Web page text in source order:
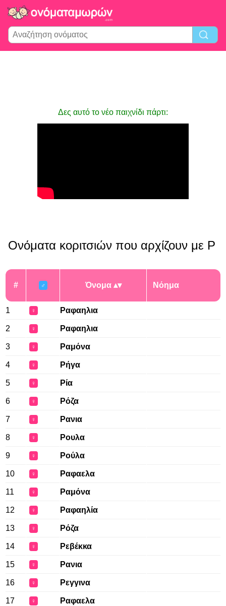
Δες αυτό το νέο παιχνίδι πάρτι:
Ονόματα κοριτσιών που αρχίζουν με Ρ
# ♂ Όνομα Νόημα
1 ♀ Ραφαηλια
2 ♀ Ραφαηλια
3 ♀ Ραμόνα
4 ♀ Ρήγα
5 ♀ Ρία
6 ♀ Ρόζα
7 ♀ Ρανια
8 ♀ Ρουλα
9 ♀ Ρούλα
10 ♀ Ραφαελα
11 ♀ Ραμόνα
12 ♀ Ραφαηλία
13 ♀ Ρόζα
14 ♀ Ρεβέκκα
15 ♀ Ρανια
16 ♀ Ρεγγινα
17 ♀ Ραφαελα